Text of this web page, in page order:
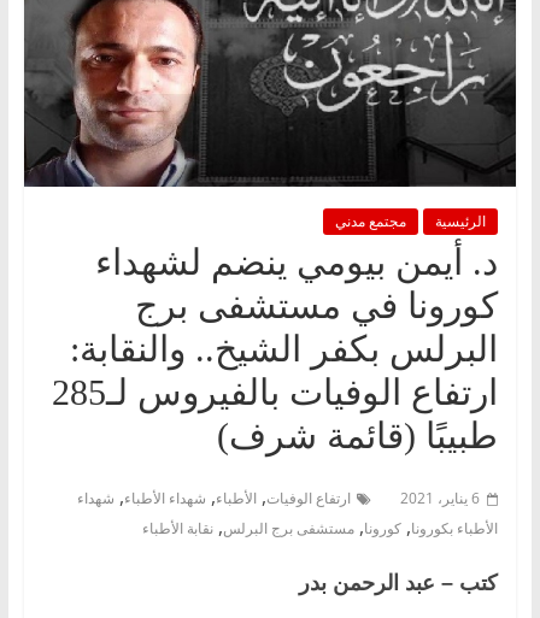
الرئيسية مجتمع مدني
د. أيمن بيومي ينضم لشهداء
كورونا في مستشفى برج
البرلس بكفر الشيخ.. والنقابة:
ارتفاع الوفيات بالفيروس لـ285
طبيبًا (قائمة شرف)
6 يناير، 2021 ارتفاع الوفيات, الأطباء, شهداء الأطباء, شهداء
الأطباء بكورونا, كورونا, مستشفى برج البرلس, نقابة الأطباء
كتب – عبد الرحمن بدر